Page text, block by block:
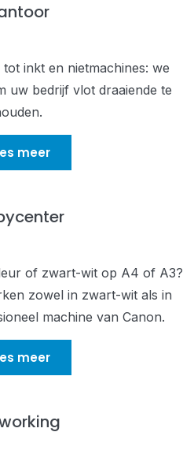
inkt en nietmachines: we
uw bedrijf vlot draaiende te
meer
of zwart-wit op A4 of A3?
zowel in zwart-wit als in
machine van Canon.
meer